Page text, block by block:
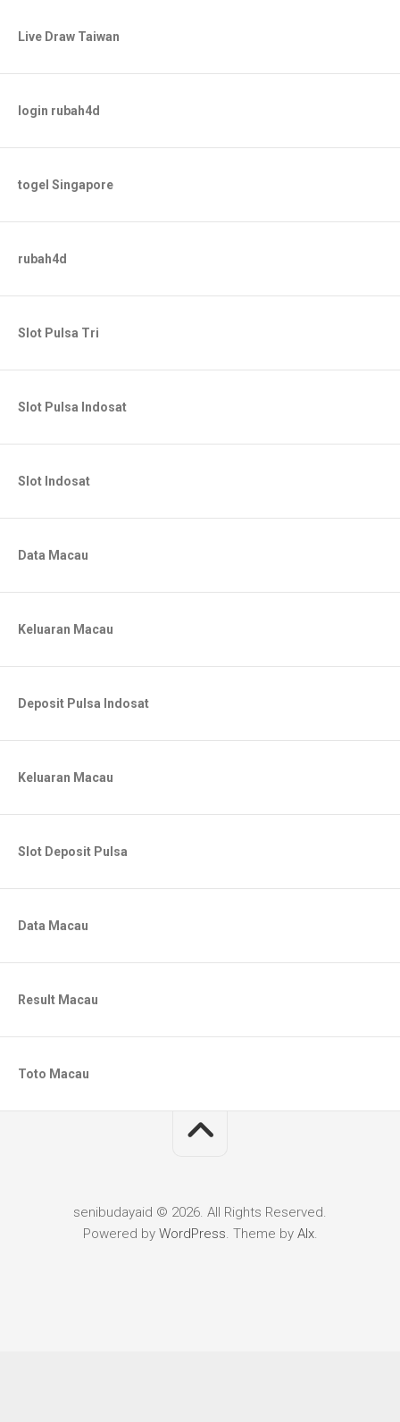
Live Draw Taiwan
login rubah4d
togel Singapore
rubah4d
Slot Pulsa Tri
Slot Pulsa Indosat
Slot Indosat
Data Macau
Keluaran Macau
Deposit Pulsa Indosat
Keluaran Macau
Slot Deposit Pulsa
Data Macau
Result Macau
Toto Macau
senibudayaid © 2026. All Rights Reserved.
Powered by WordPress. Theme by Alx.